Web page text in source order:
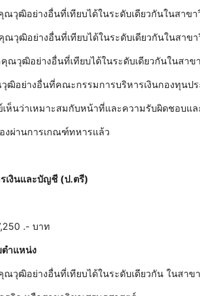
วุฒิอย่างอื่นที่เทียบได้ในระดับเดียวกันในสาข
วุฒิอย่างอื่นที่เทียบได้ในระดับเดียวกันในสาข
ณวุฒิอย่างอื่นที่เทียบได้ในระดับเดียวกันในสาข
อย่างอื่นที่คณะกรรมการบริหารเงินกองทุนป
เห็นว่าเหมาะสมกับหน้าที่และความรับผิดชอบ
งผ่านการเกณฑ์ทหารแล้ว
เงินและบัญชี (ป.ตรี)
.- บาท
าแหน่ง
วุฒิอย่างอื่นที่เทียบได้ในระดับเดียวกัน ในสาข